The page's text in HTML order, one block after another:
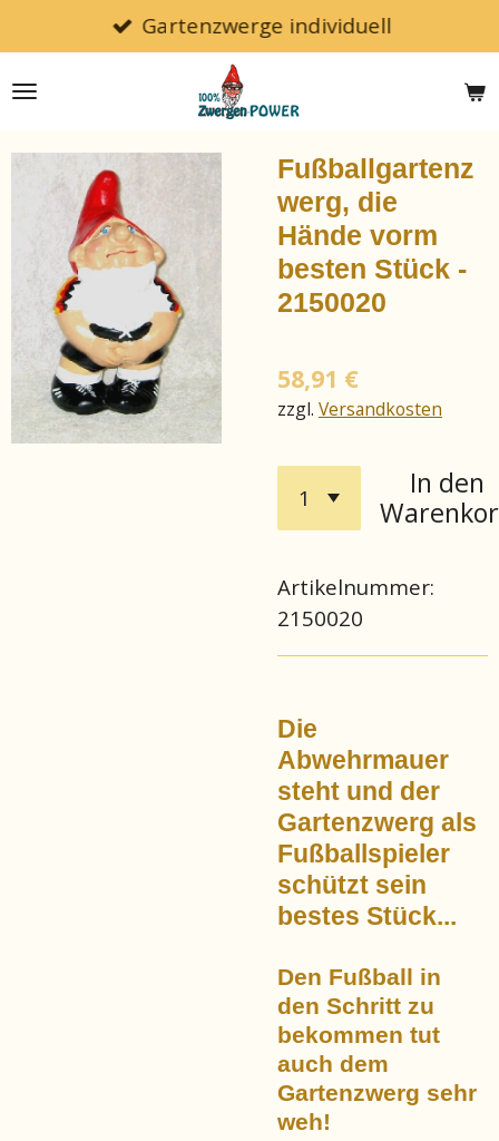
Hauptinhalt
springen
Gartenzwerge individuell
Fußballgartenz
werg, die
Hände vorm
besten Stück -
2150020
58,91 €
zzgl. Versandkosten
In den
Artikelnummer:
2150020
Die
Abwehrmauer
steht und der
Gartenzwerg als
Fußballspieler
schützt sein
bestes Stück...
Den Fußball in
den Schritt zu
bekommen tut
auch dem
Gartenzwerg sehr
weh!